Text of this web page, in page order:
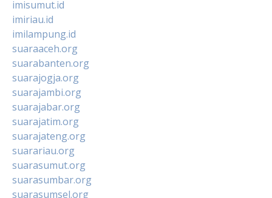
imisumut.id
imiriau.id
imilampung.id
suaraaceh.org
suarabanten.org
suarajogja.org
suarajambi.org
suarajabar.org
suarajatim.org
suarajateng.org
suarariau.org
suarasumut.org
suarasumbar.org
suarasumsel.org